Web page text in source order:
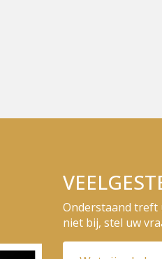
Onderstaand treft
niet bij, stel uw